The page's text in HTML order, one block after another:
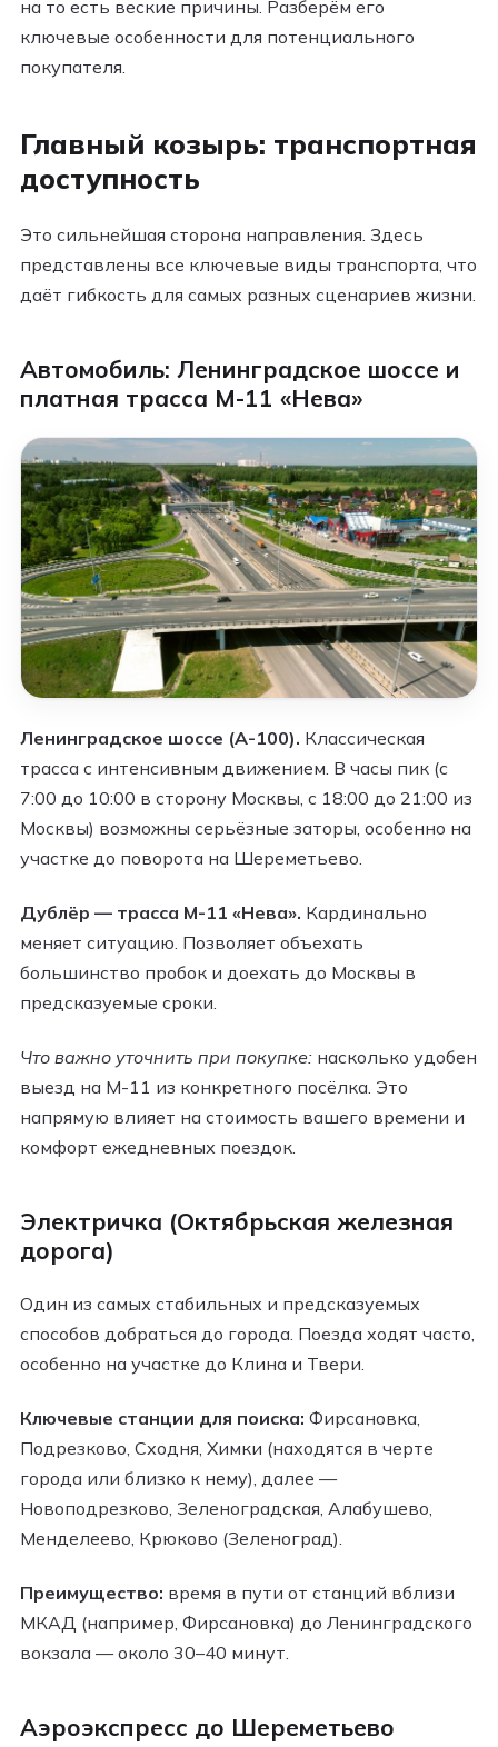
на то есть веские причины. Разберём его
ключевые особенности для потенциального
покупателя.
Главный козырь: транспортная
доступность
Это сильнейшая сторона направления. Здесь
представлены все ключевые виды транспорта, что
даёт гибкость для самых разных сценариев жизни.
Автомобиль: Ленинградское шоссе и
платная трасса М-11 «Нева»
Ленинградское шоссе (А-100). Классическая
трасса с интенсивным движением. В часы пик (с
7:00 до 10:00 в сторону Москвы, с 18:00 до 21:00 из
Москвы) возможны серьёзные заторы, особенно на
участке до поворота на Шереметьево.
Дублёр — трасса М-11 «Нева». Кардинально
меняет ситуацию. Позволяет объехать
большинство пробок и доехать до Москвы в
предсказуемые сроки.
Что важно уточнить при покупке: насколько удобен
выезд на М-11 из конкретного посёлка. Это
напрямую влияет на стоимость вашего времени и
комфорт ежедневных поездок.
Электричка (Октябрьская железная
дорога)
Один из самых стабильных и предсказуемых
способов добраться до города. Поезда ходят часто,
особенно на участке до Клина и Твери.
Ключевые станции для поиска: Фирсановка,
Подрезково, Сходня, Химки (находятся в черте
города или близко к нему), далее —
Новоподрезково, Зеленоградская, Алабушево,
Менделеево, Крюково (Зеленоград).
Преимущество: время в пути от станций вблизи
МКАД (например, Фирсановка) до Ленинградского
вокзала — около 30–40 минут.
Аэроэкспресс до Шереметьево